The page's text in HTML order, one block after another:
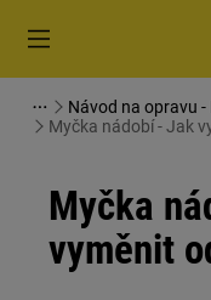
Návod na opravu
Myčka nádobí - Jak
Myčka
vyměnit